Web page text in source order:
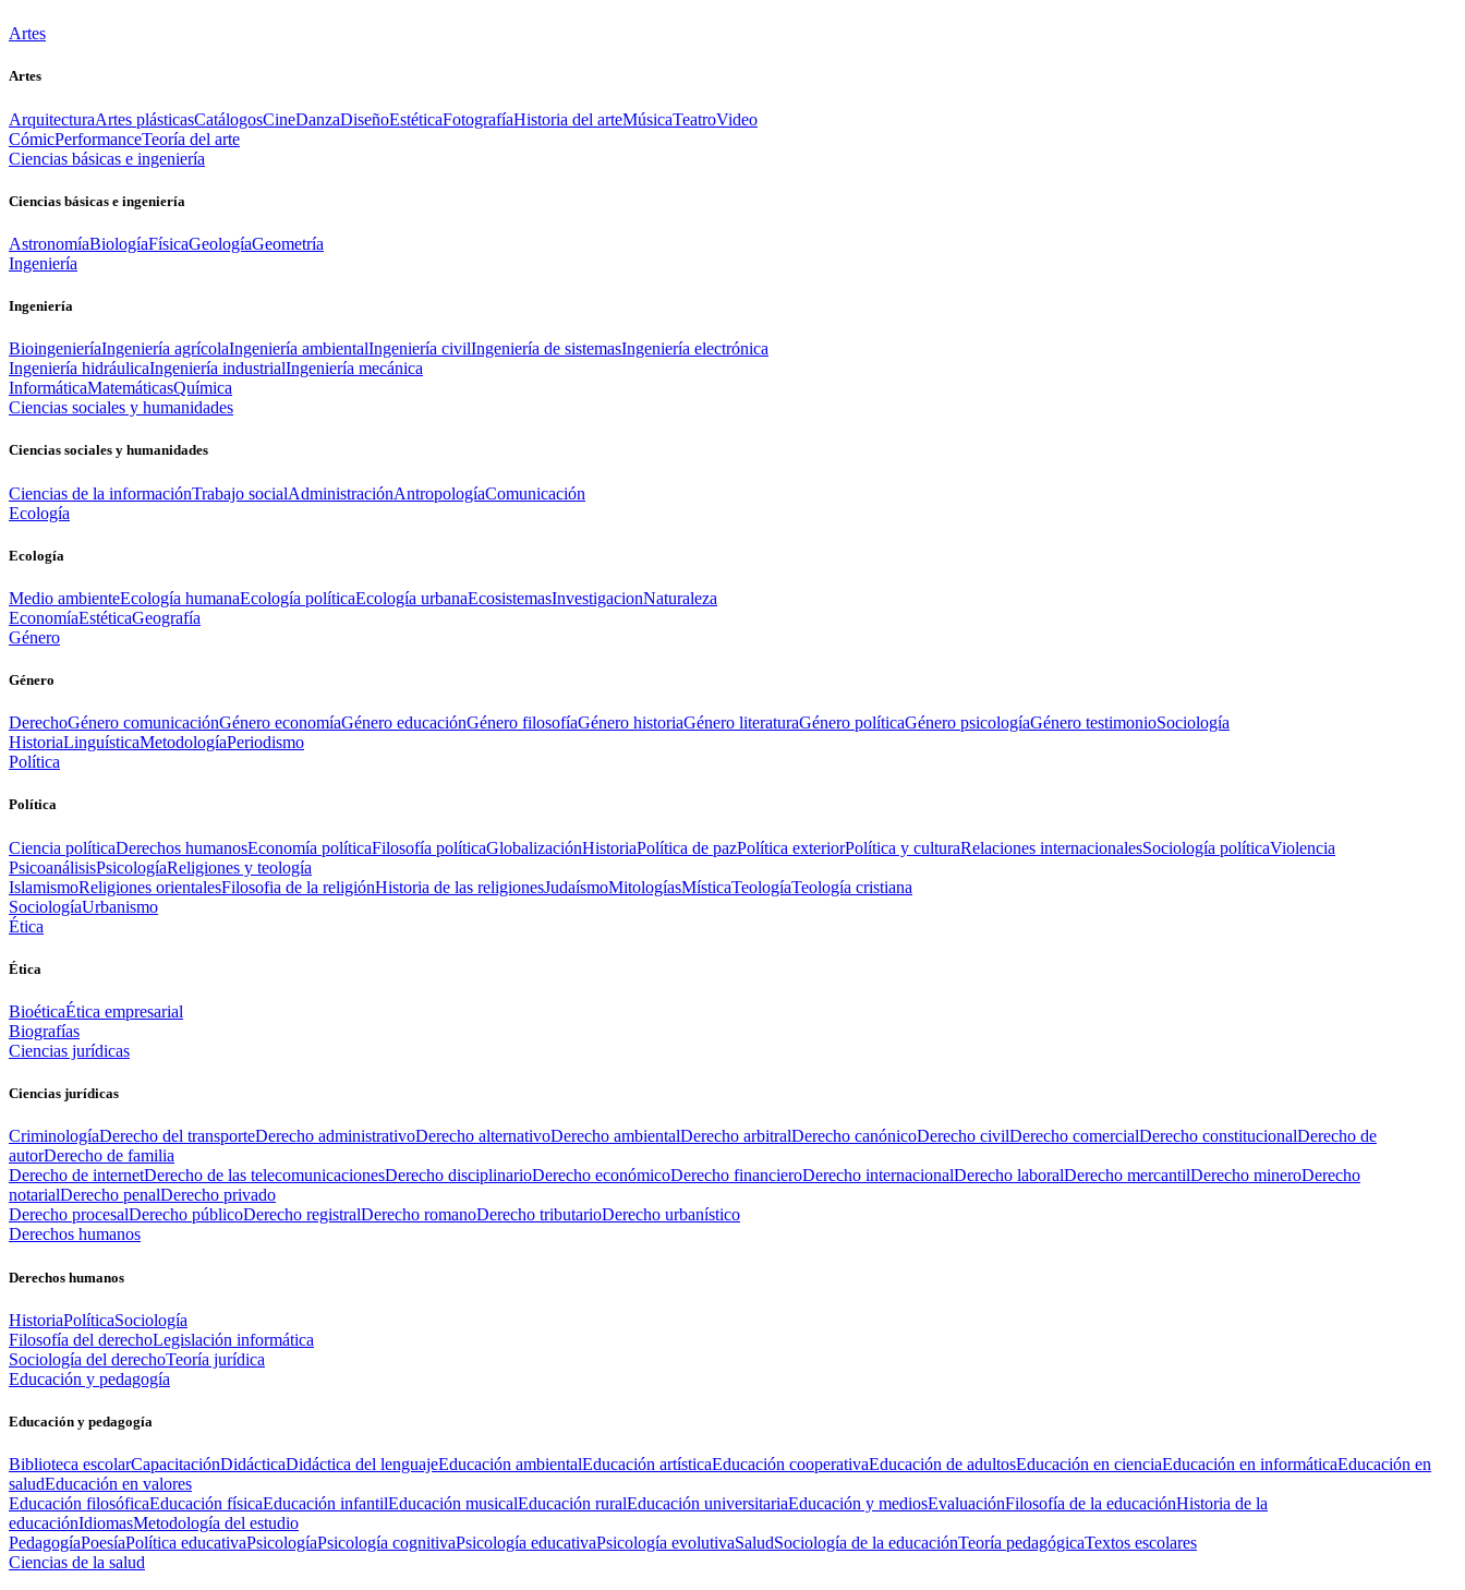
Artes
Artes
ArquitecturaArtes plásticasCatálogosCineDanzaDiseñoEstéticaFotografíaHistoria del arteMúsicaTeatroVideo
CómicPerformanceTeoría del arte
Ciencias básicas e ingeniería
Ciencias básicas e ingeniería
AstronomíaBiologíaFísicaGeologíaGeometría
Ingeniería
Ingeniería
BioingenieríaIngeniería agrícolaIngeniería ambientalIngeniería civilIngeniería de sistemasIngeniería electrónica
Ingeniería hidráulicaIngeniería industrialIngeniería mecánica
InformáticaMatemáticasQuímica
Ciencias sociales y humanidades
Ciencias sociales y humanidades
Ciencias de la informaciónTrabajo socialAdministraciónAntropologíaComunicación
Ecología
Ecología
Medio ambienteEcología humanaEcología políticaEcología urbanaEcosistemasInvestigacionNaturaleza
EconomíaEstéticaGeografía
Género
Género
DerechoGénero comunicaciónGénero economíaGénero educaciónGénero filosofíaGénero historiaGénero literaturaGénero políticaGénero psicologíaGénero testimonioSociología
HistoriaLinguísticaMetodologíaPeriodismo
Política
Política
Ciencia políticaDerechos humanosEconomía políticaFilosofía políticaGlobalizaciónHistoriaPolítica de pazPolítica exteriorPolítica y culturaRelaciones internacionalesSociología políticaViolencia
PsicoanálisisPsicologíaReligiones y teología
IslamismoReligiones orientalesFilosofia de la religiónHistoria de las religionesJudaísmoMitologíasMísticaTeologíaTeología cristiana
SociologíaUrbanismo
Ética
Ética
BioéticaÉtica empresarial
Biografías
Ciencias jurídicas
Ciencias jurídicas
CriminologíaDerecho del transporteDerecho administrativoDerecho alternativoDerecho ambientalDerecho arbitralDerecho canónicoDerecho civilDerecho comercialDerecho constitucionalDerecho de
autorDerecho de familia
Derecho de internetDerecho de las telecomunicacionesDerecho disciplinarioDerecho económicoDerecho financieroDerecho internacionalDerecho laboralDerecho mercantilDerecho mineroDerecho
notarialDerecho penalDerecho privado
Derecho procesalDerecho públicoDerecho registralDerecho romanoDerecho tributarioDerecho urbanístico
Derechos humanos
Derechos humanos
HistoriaPolíticaSociología
Filosofía del derechoLegislación informática
Sociología del derechoTeoría jurídica
Educación y pedagogía
Educación y pedagogía
Biblioteca escolarCapacitaciónDidácticaDidáctica del lenguajeEducación ambientalEducación artísticaEducación cooperativaEducación de adultosEducación en cienciaEducación en informáticaEducación en
saludEducación en valores
Educación filosóficaEducación físicaEducación infantilEducación musicalEducación ruralEducación universitariaEducación y mediosEvaluaciónFilosofía de la educaciónHistoria de la
educaciónIdiomasMetodología del estudio
PedagogíaPoesíaPolítica educativaPsicologíaPsicología cognitivaPsicología educativaPsicología evolutivaSaludSociología de la educaciónTeoría pedagógicaTextos escolares
Ciencias de la salud